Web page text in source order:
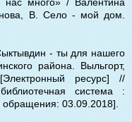
В. Село - мой дом.
- ты для нашего
района. Выльгорт,
ресурс] //
система :
обращения: 03.09.2018].